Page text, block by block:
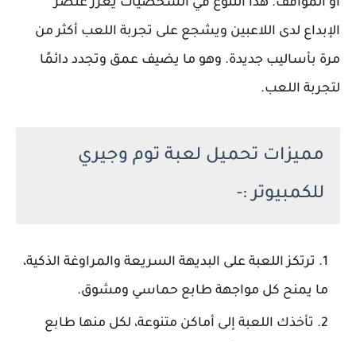
الإبداع لدى اللاعبين ويشجع على تجربة اللعب أكثر من
مرة بأساليب جديدة. وهو ما يضيف عمق وتجدد دائمًا
لتجربة اللعب.
مميزات تحميل لعبة توم وجيري
للكمبيوتر :-
ترتكز اللعبة على البديهة السريعة والمراوغة الذكية،
ما يمنح كل مواجهة طابع حماسي ومشوق.
تأخذك اللعبة إلى أماكن متنوعة، لكل منها طابع